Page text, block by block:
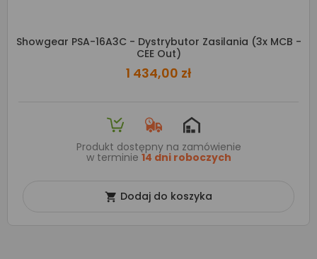
Showgear PSA-16A3C - Dystrybutor Zasilania (3x MCB -
CEE Out)
1 434,00 zł
Produkt dostępny na zamówienie
w terminie 14 dni roboczych
 Dodaj do koszyka